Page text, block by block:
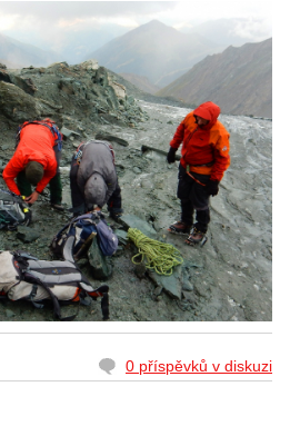
0 příspěvků v diskuzi